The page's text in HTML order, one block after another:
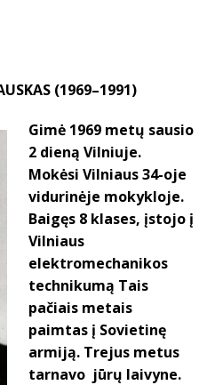
(1969–1991)
Gimė 1969 metų sausio
2 dieną Vilniuje.
Mokėsi Vilniaus 34-oje
vidurinėje mokykloje.
Baigęs 8 klases, įstojo į
Vilniaus
elektromechanikos
technikumą Tais
pačiais metais
paimtas į Sovietinę
armiją. Trejus metus
tarnavo jūrų laivyne.